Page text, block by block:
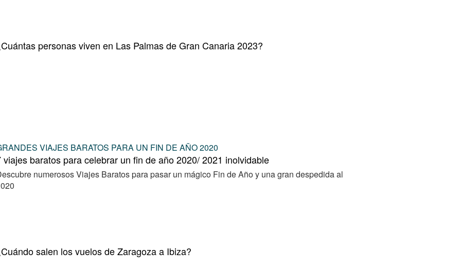
personas viven en Las Palmas de Gran Canaria 2023?
VIAJES BARATOS PARA UN FIN DE AÑO 2020
viajes baratos para celebrar un fin de año 2020/ 2021 inolvidable
numerosos Viajes Baratos para pasar un mágico Fin de Año y una gran despedida al
salen los vuelos de Zaragoza a Ibiza?